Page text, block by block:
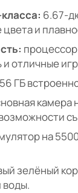
6.67-
и
отличные
ГБ
камера
на
зелёный
воды.